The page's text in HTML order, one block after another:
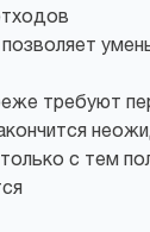
требуют
только с тем